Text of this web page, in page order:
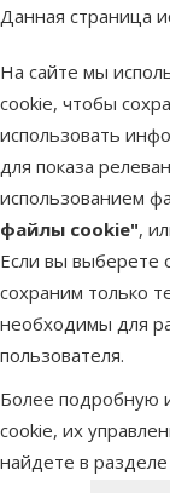
Данная страница
На сайте мы
cookie, чтобы
использовать
для показа
использованием
файлы cookie",
Если вы выберете
сохраним только
необходимы для
пользователя.
Более подробную
cookie, их
найдете в разделе
В наличии
доставка
В наличии
Бесплатная